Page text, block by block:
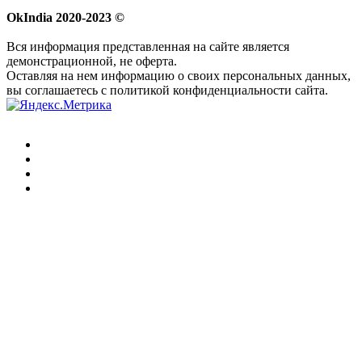
OkIndia 2020-2023 ©
Вся информация представленная на сайте является
демонстрационной, не оферта.
Оставляя на нем информацию о своих персональных данных,
вы соглашаетесь с политикой конфиденциальности сайта.